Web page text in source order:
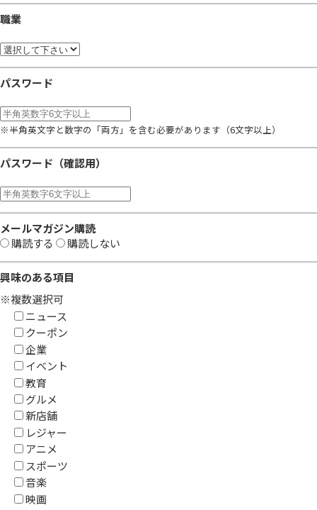
職業
パスワード
※半角英文字と数字の「両方」を含む必要があります（6文字以上）
パスワード（確認用）
メールマガジン購読
購読する
購読しない
興味のある項目
※複数選択可
ニュース
クーポン
企業
イベント
教育
グルメ
新店舗
レジャー
アニメ
スポーツ
音楽
映画